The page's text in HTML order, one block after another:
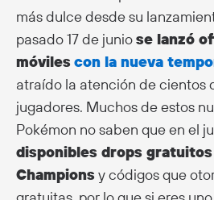
más dulce desde su
pasado 17 de juniose lanzó
móviles con la nueva
atraído la atención de cientos
jugadores. Muchos de estos
Pokémon no saben que en el
disponibles drops
Champions y códigos que